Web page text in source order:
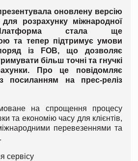
оновлену версію
для розрахунку міжнародної
стала ще
та тепер підтримує умови
із FOB, що дозволяє
більш точні та гнучкі
Про це повідомляє
посиланням на прес-реліз
на спрощення процесу
та економію часу для клієнтів,
перевезеннями та
сервісу